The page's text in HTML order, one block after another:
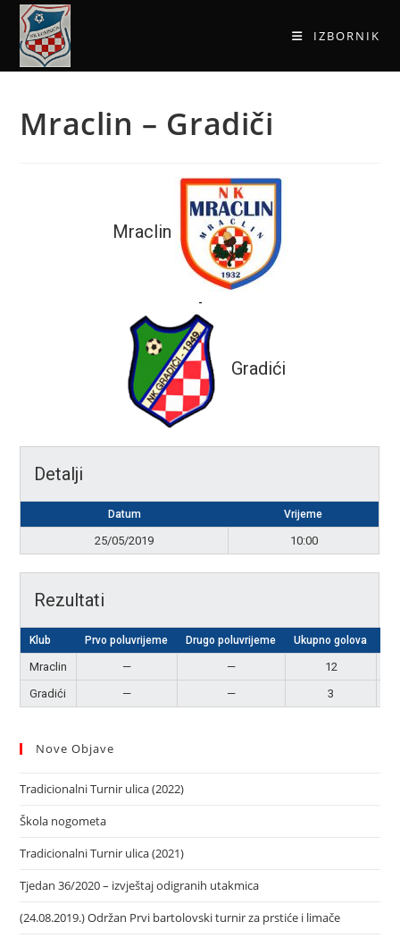
IZBORNIK
Mraclin – Gradiči
Mraclin
-
Gradići
Detalji
Datum Vrijeme
25/05/2019 10:00
Rezultati
Klub Prvo poluvrijeme Drugo poluvrijeme Ukupno golova
Mraclin — — 12
Gradići
— — 3
Nove Objave
Tradicionalni Turnir ulica (2022)
Škola nogometa
Tradicionalni Turnir ulica (2021)
Tjedan 36/2020 – izvještaj odigranih utakmica
(24.08.2019.) Održan Prvi bartolovski turnir za prstiće i limače